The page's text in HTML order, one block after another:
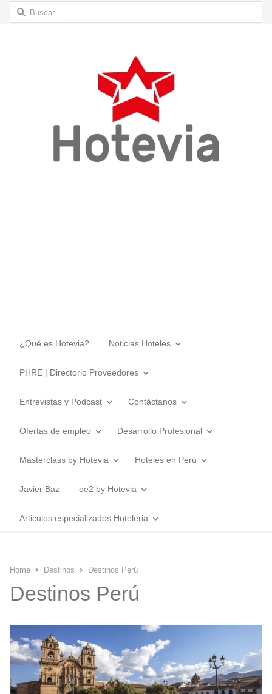
Buscar:
¿Qué es Hotevia? Noticias Hoteles
PHRE | Directorio Proveedores
Entrevistas y Podcast Contáctanos
Ofertas de empleo Desarrollo Profesional
Masterclass by Hotevia Hoteles en Perú
Javier Baz oe2 by Hotevia
Articulos especializados Hoteleria
Home Destinos Destinos Perú
Destinos Perú